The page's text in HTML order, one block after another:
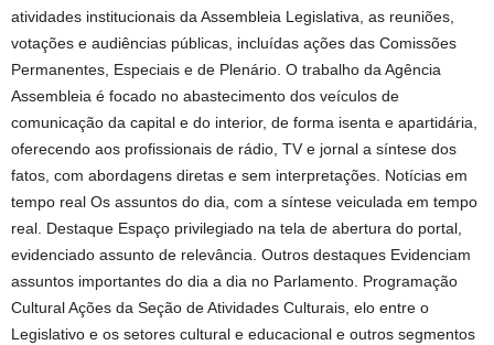
atividades institucionais da Assembleia Legislativa, as reuniões,
votações e audiências públicas, incluídas ações das Comissões
Permanentes, Especiais e de Plenário. O trabalho da Agência
Assembleia é focado no abastecimento dos veículos de
comunicação da capital e do interior, de forma isenta e apartidária,
oferecendo aos profissionais de rádio, TV e jornal a síntese dos
fatos, com abordagens diretas e sem interpretações. Notícias em
tempo real Os assuntos do dia, com a síntese veiculada em tempo
real. Destaque Espaço privilegiado na tela de abertura do portal,
evidenciado assunto de relevância. Outros destaques Evidenciam
assuntos importantes do dia a dia no Parlamento. Programação
Cultural Ações da Seção de Atividades Culturais, elo entre o
Legislativo e os setores cultural e educacional e outros segmentos